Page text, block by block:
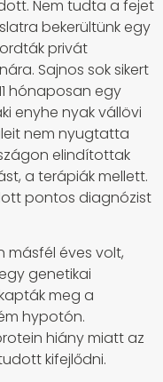
Nem tudta a fejet
bekerültünk egy
privát
Sajnos sok sikert
hónaposan egy
enyhe nyak vállövi
nem nyugtatta
elindítottak
a terápiák mellett.
pontos diagnózist
másfél éves volt,
genetikai
meg a
hypotón.
hiány miatt az
kifejlődni.